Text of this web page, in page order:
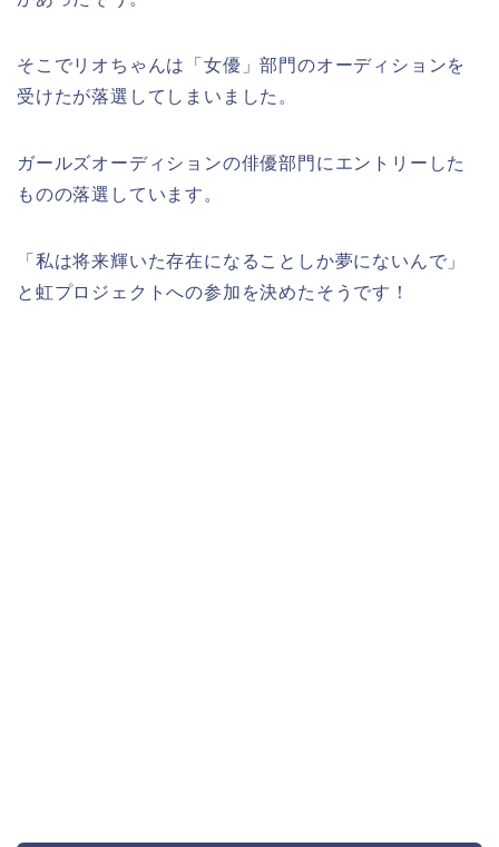
そこでリオちゃんは「女優」部門のオーディションを
受けたが落選してしまいました。
ガールズオーディションの俳優部門にエントリーした
ものの落選しています。
「私は将来輝いた存在になることしか夢にないんで」
と虹プロジェクトへの参加を決めたそうです！